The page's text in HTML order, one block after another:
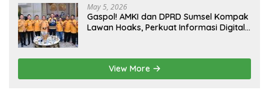
May 5, 2026
Gaspol! AMKI dan DPRD Sumsel Kompak
Lawan Hoaks, Perkuat Informasi Digital
View More